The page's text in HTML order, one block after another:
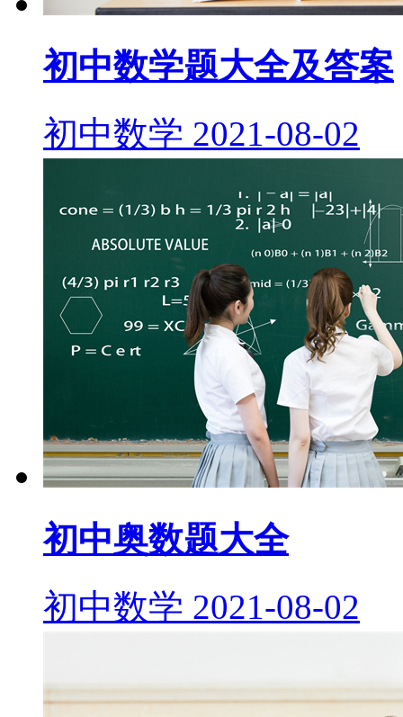
初中数学题大全及答案
初中数学 2021-08-02
初中奥数题大全
初中数学 2021-08-02